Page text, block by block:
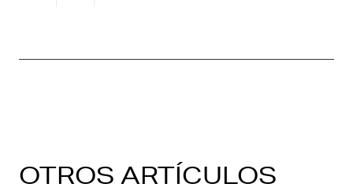
OTROS ARTÍCULOS